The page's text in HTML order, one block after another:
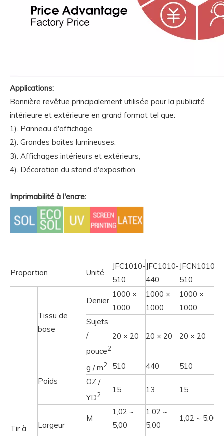
Applications:
Bannière revêtue principalement utilisée pour la publicité
intérieure et extérieure en grand format tel que:
1). Panneau d'affichage,
2). Grandes boîtes lumineuses,
3). Affichages intérieurs et extérieurs,
4). Décoration du stand d'exposition.
Imprimabilité à l'encre:
Proportion Unité
JFC1010-
510
JFC1010-
440
JFCN1010J-
510
Tir à
Tissu de
base
Denier
1000 ×
1000
1000 ×
1000
1000 ×
1000
Sujets
/
pouce2
20 × 20 20 × 20 20 × 20
Poids
g / m2 510 440 510
OZ /
YD2
15 13 15
Largeur
M
1,02 ~
5,00
1,02 ~
5,00
1,02 ~ 5,00